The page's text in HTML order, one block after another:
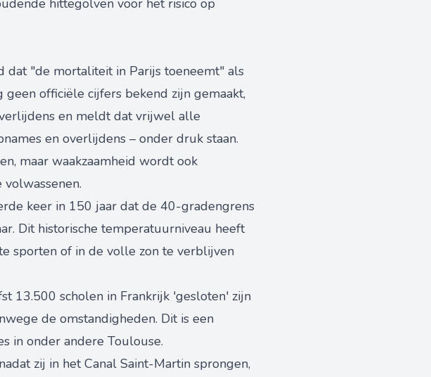
dat "de mortaliteit in Parijs toeneemt" als
officiële cijfers bekend zijn gemaakt,
en meldt dat vrijwel alle
en overlijdens – onder druk staan.
maar waakzaamheid wordt ook
keer in 150 jaar dat de 40-gradengrens
Dit historische temperatuurniveau heeft
sporten of in de volle zon te verblijven
13.500 scholen in Frankrijk 'gesloten' zijn
de omstandigheden. Dit is een
in onder andere Toulouse.
zij in het Canal Saint-Martin sprongen,